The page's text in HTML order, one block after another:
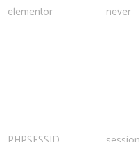
elementor never